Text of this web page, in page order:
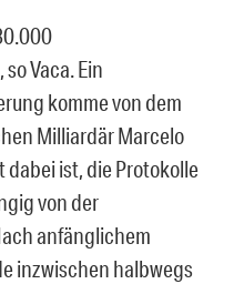
Vaca. Ein
komme von dem
Milliardär Marcelo
dabei ist, die Protokolle
von der
anfänglichem
inzwischen halbwegs